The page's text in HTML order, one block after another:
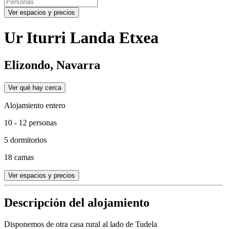
Ver espacios y precios
Ur Iturri Landa Etxea
Elizondo, Navarra
Ver qué hay cerca
Alojamiento entero
10 - 12 personas
5 dormitorios
18 camas
Ver espacios y precios
Descripción del alojamiento
Disponemos de otra casa rural al lado de Tudela